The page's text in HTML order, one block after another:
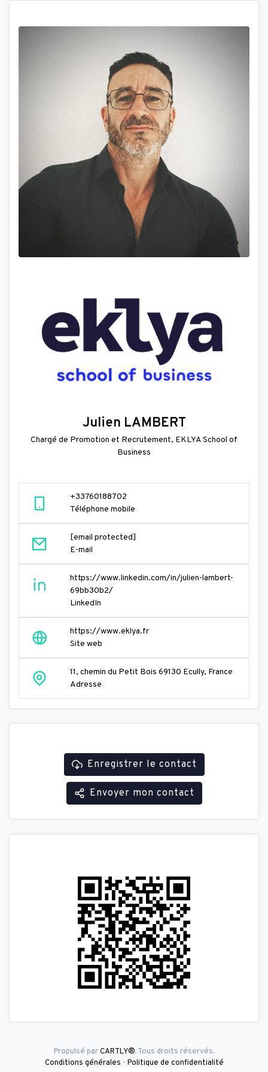
Julien LAMBERT
Chargé de Promotion et Recrutement, EKLYA School of
Business
+33760188702
Téléphone mobile
[email protected]
E-mail
https://www.linkedin.com/in/julien-lambert-
69bb30b2/
LinkedIn
https://www.eklya.fr
Site web
11, chemin du Petit Bois 69130 Ecully, France
Adresse
Enregistrer le contact
Envoyer mon contact
Propulsé parCARTLY®. Tous droits réservés.
Conditions générales - Politique de confidentialité